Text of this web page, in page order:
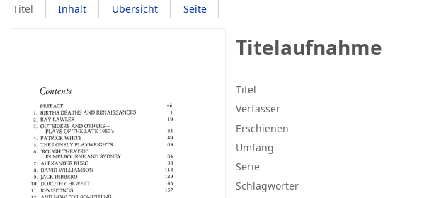
Titel Inhalt Übersicht Seite
Titelaufnahme
Titel
Verfasser
Erschienen
Umfang
Serie
Schlagwörter